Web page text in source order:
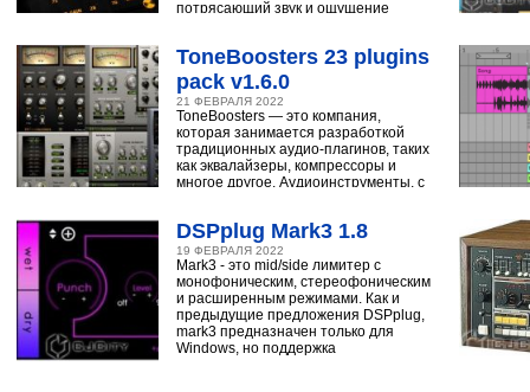
потрясающий звук и ощущение
ToneBoosters 23 plugins
pack v1.6.0
21 ФЕВРАЛЯ 2022
ToneBoosters — это компания,
которая занимается разработкой
традиционных аудио-плагинов, таких
как эквалайзеры, компрессоры и
многое другое. Аудиоинструменты, с
DSPplug Mark3 1.8
19 ФЕВРАЛЯ 2022
Mark3 - это mid/side лимитер с
монофоническим, стереофоническим
и расширенным режимами. Как и
предыдущие предложения DSPplug,
mark3 предназначен только для
Windows, но поддержка